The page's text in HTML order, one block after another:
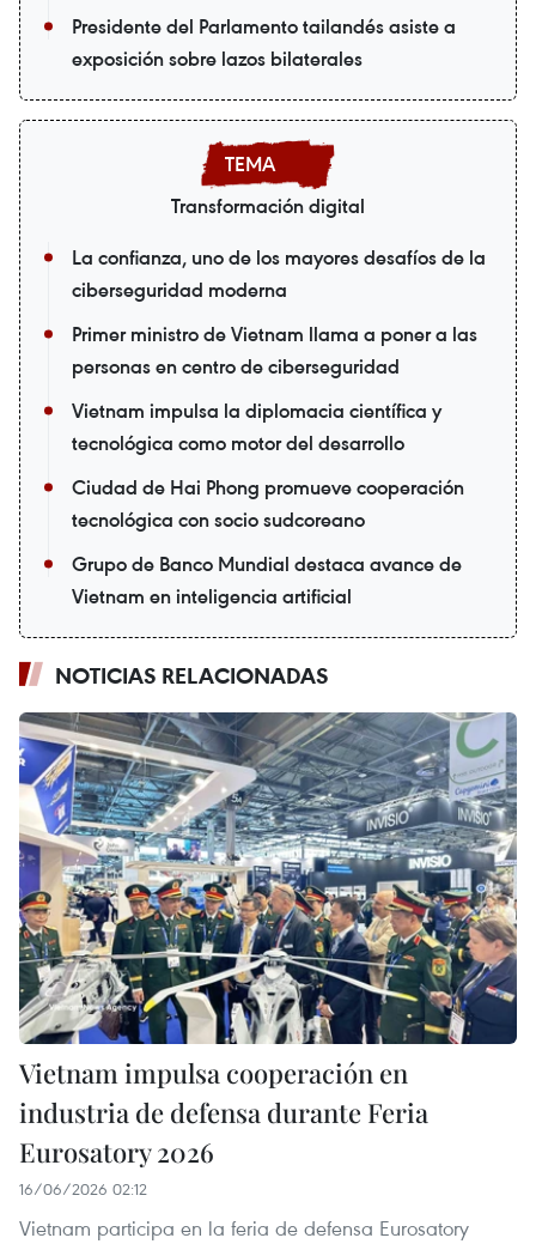
Presidente del Parlamento tailandés asiste a
exposición sobre lazos bilaterales
Transformación digital
La confianza, uno de los mayores desafíos de la
ciberseguridad moderna
Primer ministro de Vietnam llama a poner a las
personas en centro de ciberseguridad
Vietnam impulsa la diplomacia científica y
tecnológica como motor del desarrollo
Ciudad de Hai Phong promueve cooperación
tecnológica con socio sudcoreano
Grupo de Banco Mundial destaca avance de
Vietnam en inteligencia artificial
NOTICIAS RELACIONADAS
Vietnam impulsa cooperación en
industria de defensa durante Feria
Eurosatory 2026
16/06/2026 02:12
Vietnam participa en la feria de defensa Eurosatory